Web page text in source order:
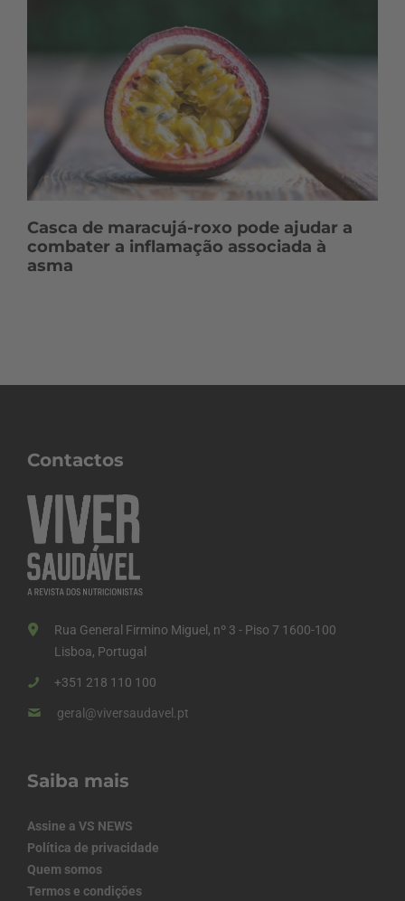
Casca de maracujá-roxo pode ajudar a
combater a inflamação associada à
asma
Contactos
Rua General Firmino Miguel, nº 3 - Piso 7 1600-100
Lisboa, Portugal
+351 218 110 100
geral@viversaudavel.pt
Saiba mais
Assine a VS NEWS
Política de privacidade
Quem somos
Termos e condições